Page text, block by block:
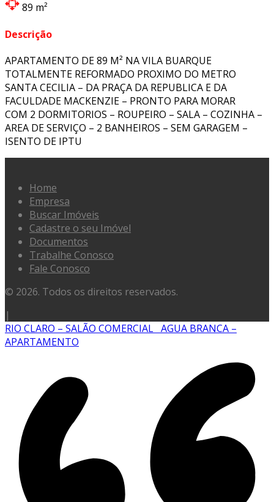
89 m²
Descrição
APARTAMENTO DE 89 M² NA VILA BUARQUE
TOTALMENTE REFORMADO PROXIMO DO METRO
SANTA CECILIA – DA PRAÇA DA REPUBLICA E DA
FACULDADE MACKENZIE – PRONTO PARA MORAR
COM 2 DORMITORIOS – ROUPEIRO – SALA – COZINHA –
AREA DE SERVIÇO – 2 BANHEIROS – SEM GARAGEM –
ISENTO DE IPTU
Home
Empresa
Buscar Imóveis
Cadastre o seu Imóvel
Documentos
Trabalhe Conosco
Fale Conosco
© 2026. Todos os direitos reservados.
|
RIO CLARO – SALÃO COMERCIAL AGUA BRANCA –
APARTAMENTO